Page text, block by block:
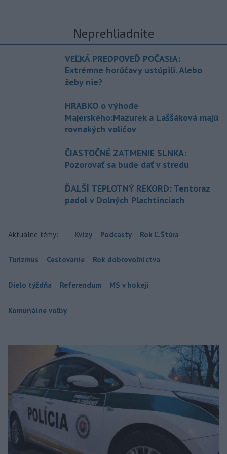
Neprehliadnite
VEĽKÁ PREDPOVEĎ POČASIA:
Extrémne horúčavy ustúpili. Alebo
žeby nie?
HRABKO o výhode
Majerského:Mazurek a Laššáková majú
rovnakých voličov
ČIASTOČNÉ ZATMENIE SLNKA:
Pozorovať sa bude dať v stredu
ĎALŠÍ TEPLOTNÝ REKORD: Tentoraz
padol v Dolných Plachtinciach
Aktuálne témy: Kvízy Podcasty Rok Ľ.Štúra
Turizmus Cestovanie Rok dobrovoľníctva
Dielo týždňa Referendum MS v hokeji
Komunálne voľby